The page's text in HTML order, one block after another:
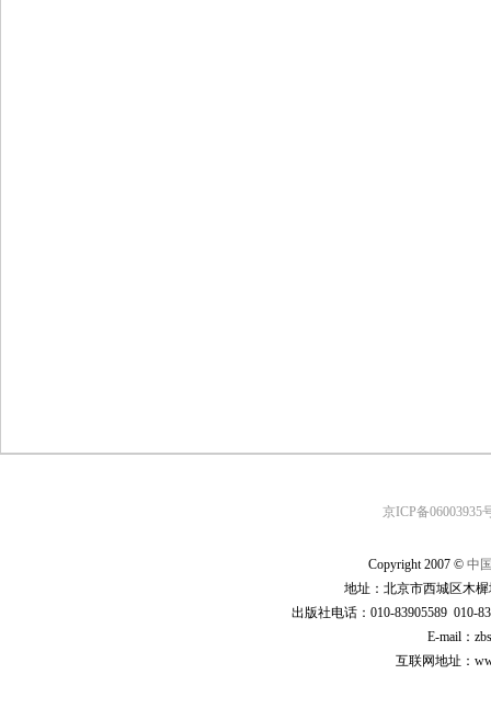
京ICP备06003935
Copyright 2007 © 中
地址：北京市西城区木
出版社电话：010-83905589 010-
E-mail：
互联网地址：